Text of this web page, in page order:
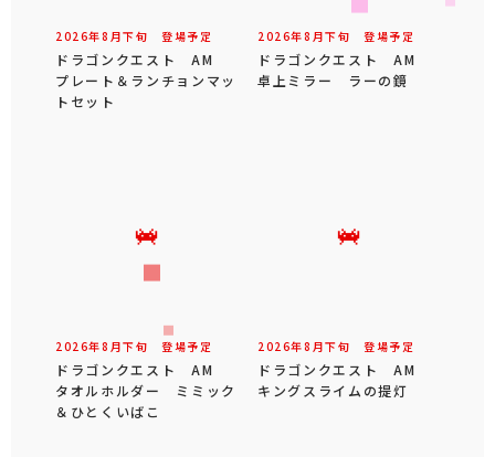
2026年8 月下旬 登場予定
ドラゴンクエスト AM
プレート＆ランチョンマッ
トセット
2026年8 月下旬 登場予定
ドラゴンクエスト AM
卓上ミラー ラーの鏡
2026年8 月下旬 登場予定
ドラゴンクエスト AM
タオルホルダー ミミック
＆ひとくいばこ
2026年8 月下旬 登場予定
ドラゴンクエスト AM
キングスライムの提灯